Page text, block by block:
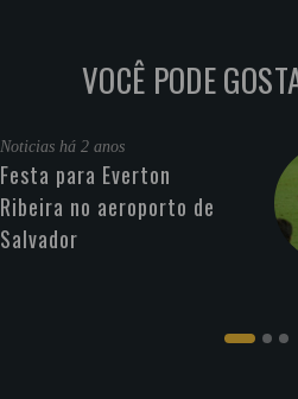
VOCÊ PODE
Noticias há 2 anos
Festa para Everton
Ribeira no aeroporto de
Salvador